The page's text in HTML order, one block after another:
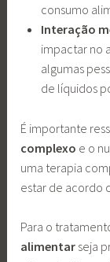
consumo
Interação
impactar no
algumas
de líquidos
É importante
complexo e o
uma terapia
estar de acordo
Para o
alimentar seja